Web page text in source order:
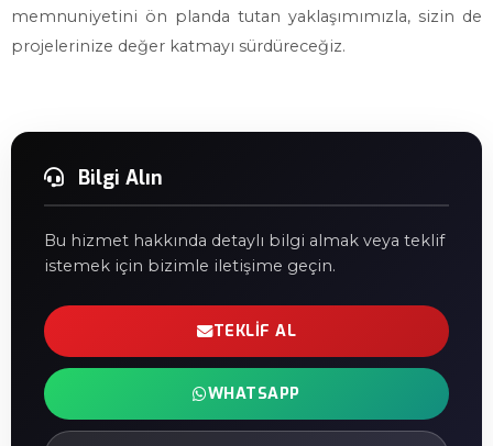
memnuniyetini ön planda tutan yaklaşımımızla, sizin de
projelerinize değer katmayı sürdüreceğiz.
Bilgi Alın
Bu hizmet hakkında detaylı bilgi almak veya teklif
istemek için bizimle iletişime geçin.
TEKLIF AL
WHATSAPP